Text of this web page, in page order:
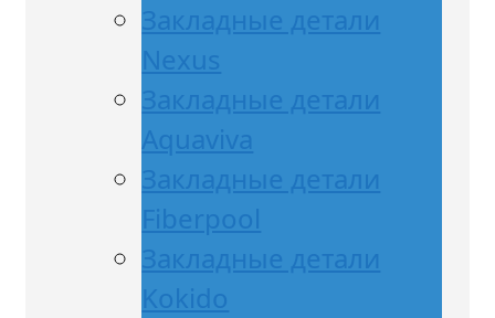
Закладные детали
Nexus
Закладные детали
Aquaviva
Закладные детали
Fiberpool
Закладные детали
Kokido